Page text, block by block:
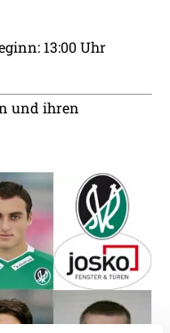
13:00 Uhr
und ihren